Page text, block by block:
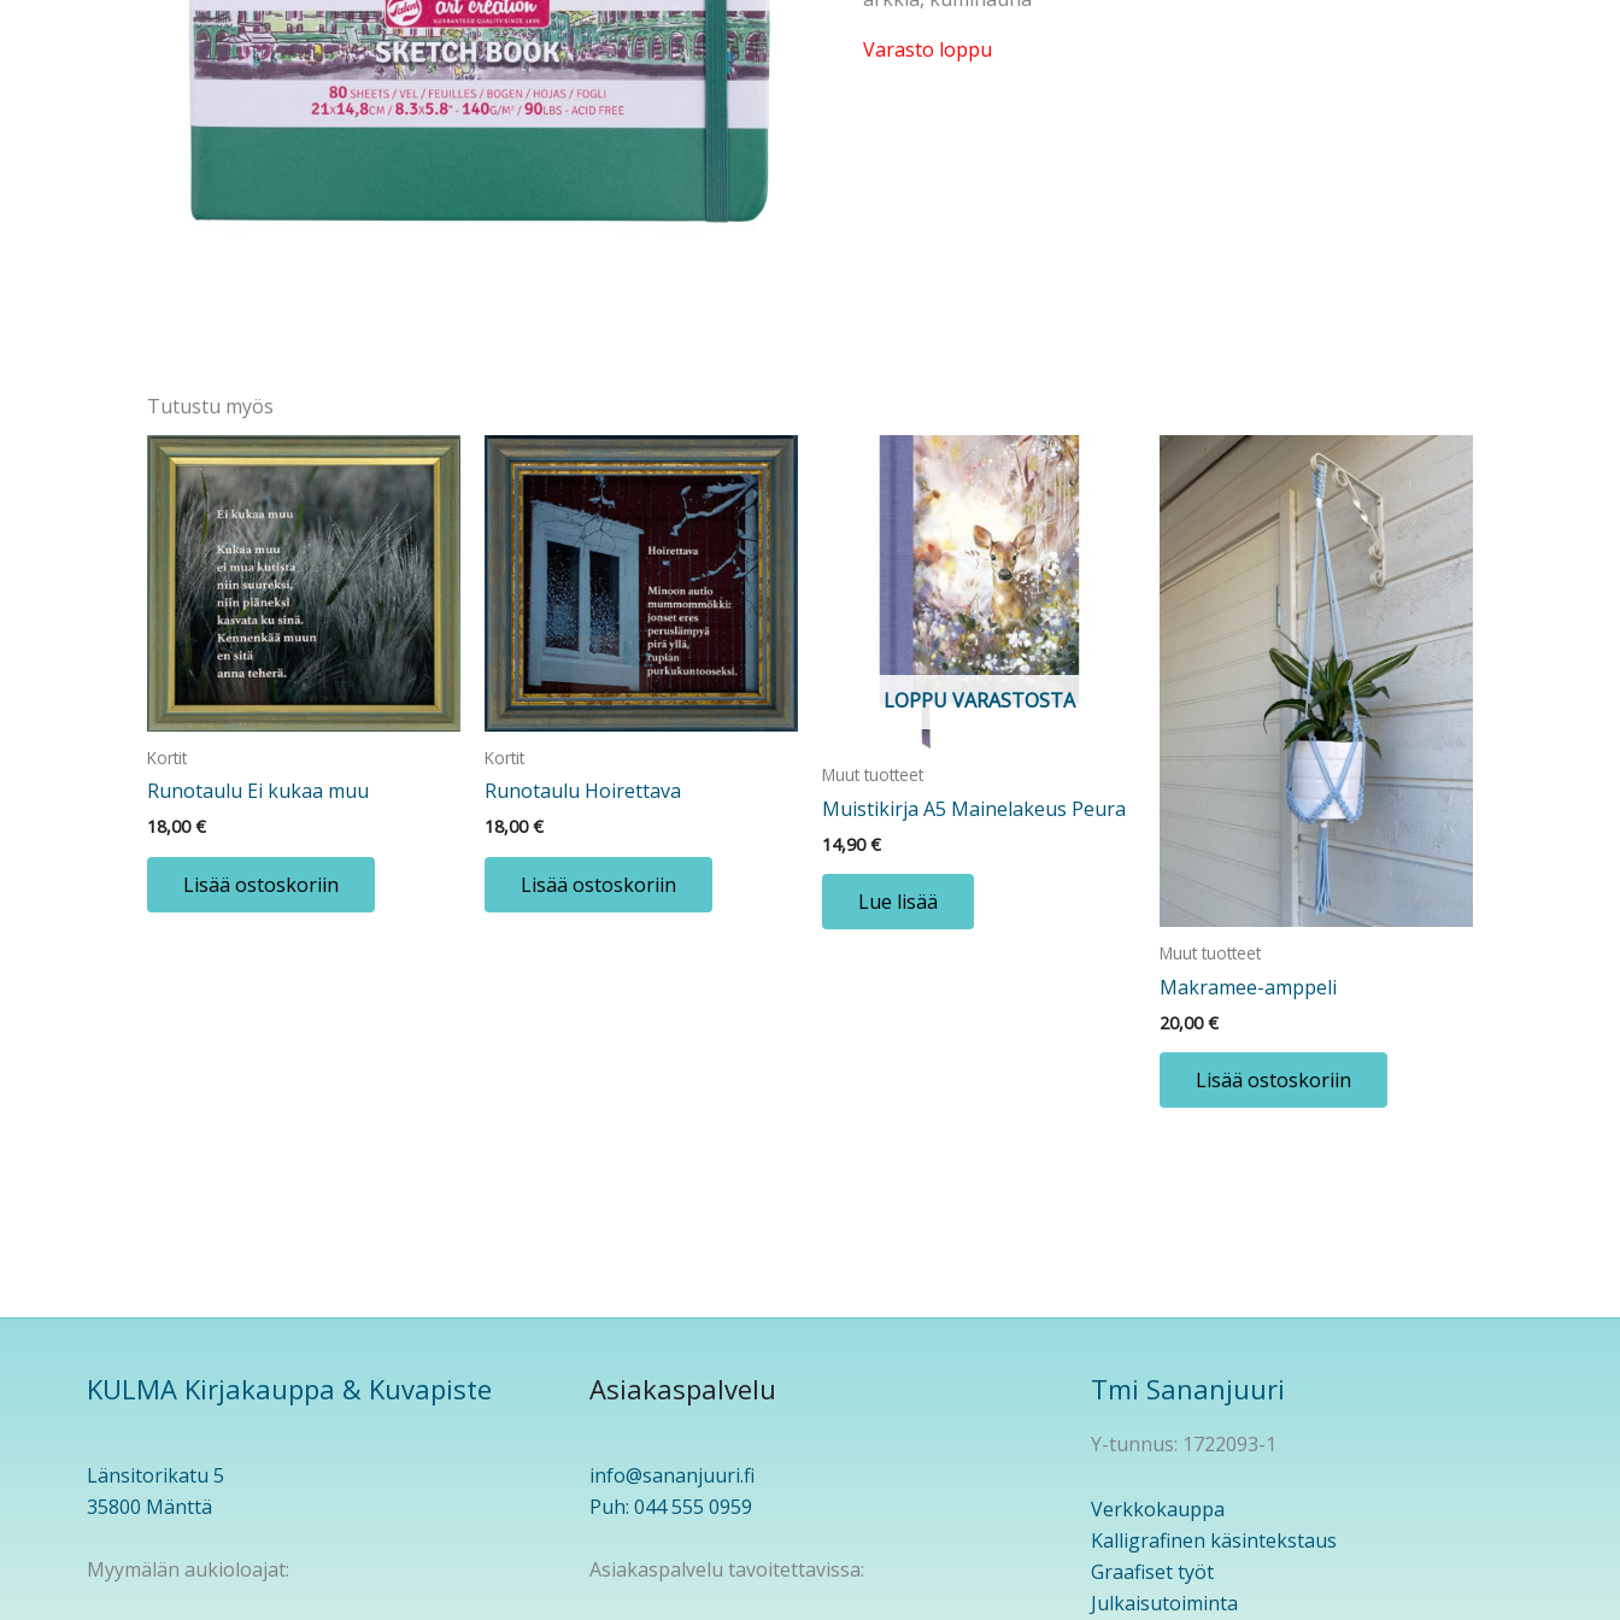
Varasto loppu
Tutustu myös
Kortit
Runotaulu Ei kukaa muu
18,00€
Lisää ostoskoriin
Kortit
Runotaulu Hoirettava
18,00€
Lisää ostoskoriin
LOPPU VARASTOSTA
Muut tuotteet
Muistikirja A5 Mainelakeus Peura
14,90€
Lue lisää
Muut tuotteet
Makramee-amppeli
20,00€
Lisää ostoskoriin
KULMA Kirjakauppa & Kuvapiste
Länsitorikatu 5
35800 Mänttä
Myymälän aukioloajat:
Asiakaspalvelu
info@sananjuuri.fi
Puh: 044 555 0959
Asiakaspalvelu tavoitettavissa:
Tmi Sananjuuri
Y-tunnus: 1722093-1
Verkkokauppa
Kalligrafinen käsintekstaus
Graafiset työt
Julkaisutoiminta